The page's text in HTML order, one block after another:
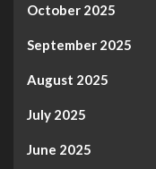
October 2025
September 2025
August 2025
July 2025
June 2025